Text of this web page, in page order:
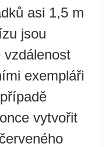
asi 1,5 m
jsou
exempláři
vytvořit